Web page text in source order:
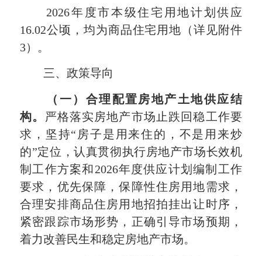
2026年度市本级住宅用地计划供应
16.02公顷，均为商品住宅用地（详见附件
3）。
三、政策导向
（一）合理配置房地产土地供应结
构。
严格落实房地产市场止跌回稳工作要
求，坚持“房子是用来住的，不是用来炒
的”定位，认真贯彻执行房地产市场长效机
制工作方案和2026年度供应计划编制工作
要求，优先保障，保障性住房用地需求，
合理安排商品住房用地招拍挂出让时序，
紧密跟踪市场形势，正确引导市场预期，
着力改善民生和稳定房地产市场。